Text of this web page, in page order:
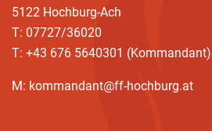
5122 Hochburg-Ach
T: 07727/36020
T: +43 676 5640301 (Kommandant)
M: kommandant@ff-hochburg.at